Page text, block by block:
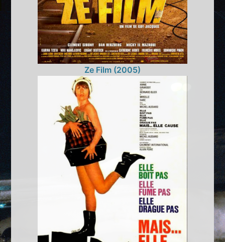
Ze Film (2005)